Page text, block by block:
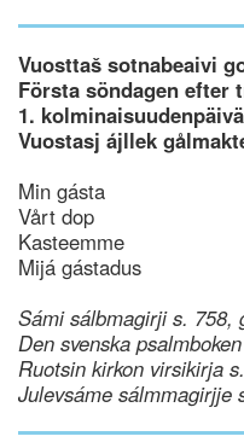
Vuosttaš sotnabeaivi
Första söndagen efter
1.
Vuostasj ájllek
Min gásta
Vårt dop
Kasteemme
Mijá gástadus
Sámi sálbmagirji s. 758,
Den svenska
Ruotsin kirkon virsikirja
Julevsáme sálmmagirjje